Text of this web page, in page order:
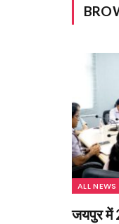
ALL NEWS
जयपुर में